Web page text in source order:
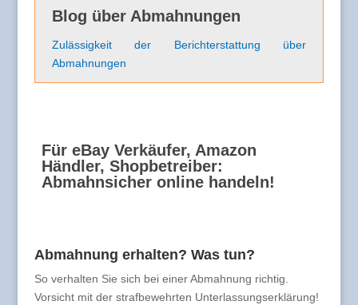
Blog über Abmahnungen
Zulässigkeit der Berichterstattung über
Abmahnungen
Für eBay Verkäufer, Amazon
Händler, Shopbetreiber:
Abmahnsicher online handeln!
Abmahnung erhalten? Was tun?
So verhalten Sie sich bei einer Abmahnung richtig.
Vorsicht mit der strafbewehrten Unterlassungserklärung!